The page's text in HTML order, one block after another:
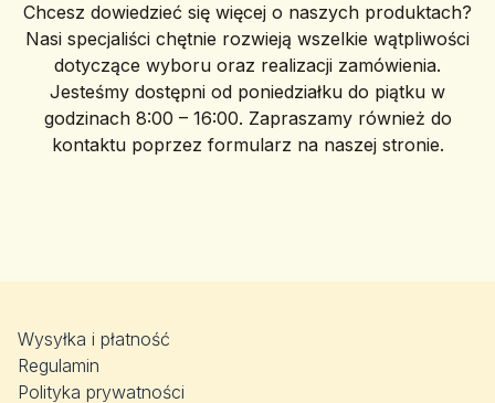
Chcesz dowiedzieć się więcej o naszych produktach?
Nasi specjaliści chętnie rozwieją wszelkie wątpliwości
dotyczące wyboru oraz realizacji zamówienia.
Jesteśmy dostępni od poniedziałku do piątku w
godzinach 8:00 – 16:00. Zapraszamy również do
kontaktu poprzez formularz na naszej stronie.
Wysyłka i płatność
Regulamin
Polityka prywatności